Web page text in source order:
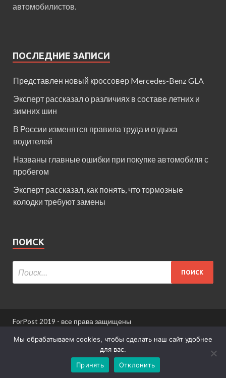
автомобилистов.
ПОСЛЕДНИЕ ЗАПИСИ
Представлен новый кроссовер Mercedes-Benz GLA
Эксперт рассказал о различиях в составе летних и
зимних шин
В России изменятся правила труда и отдыха
водителей
Названы главные ошибки при покупке автомобиля с
пробегом
Эксперт рассказал, как понять, что тормозные
колодки требуют замены
ПОИСК
ForPost 2019 - все права защищены
При использовании материалов сайта ссылка
Информация для пользователей сайта
Мы обрабатываем cookies, чтобы сделать наш сайт удобнее
для вас.
Принять
Отклонить